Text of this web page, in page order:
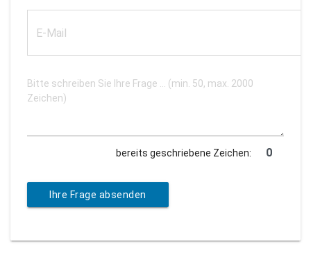
bereits geschriebene Zeichen:
Ihre Frage absenden